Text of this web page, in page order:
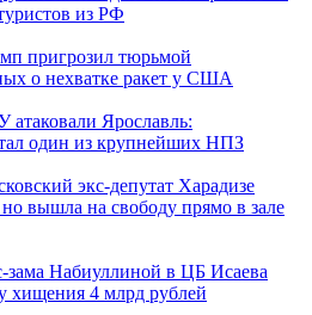
из РФ
пригрозил тюрьмой
о нехватке ракет у США
атаковали Ярославль:
один из крупнейших НПЗ
экс-депутат Харадизе
вышла на свободу прямо в зале
зама Набиуллиной в ЦБ Исаева
хищения 4 млрд рублей